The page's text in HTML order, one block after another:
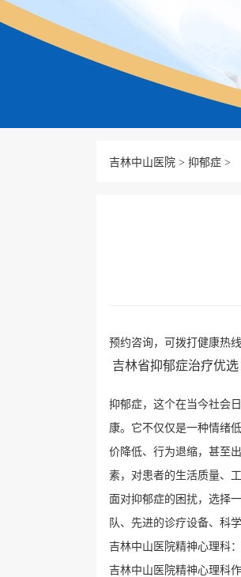
吉林中山医院 > 抑郁症 >
预约咨询，可拨打健康热
吉林省抑郁症治疗优
抑郁症，这个在当今社会
康。它不仅仅是一种情绪
价降低、行为退缩，甚至
素，对患者的生活质量、
面对抑郁症的困扰，选择
队、先进的诊疗设备、科
吉林中山医院精神心理科
吉林中山医院精神心理科